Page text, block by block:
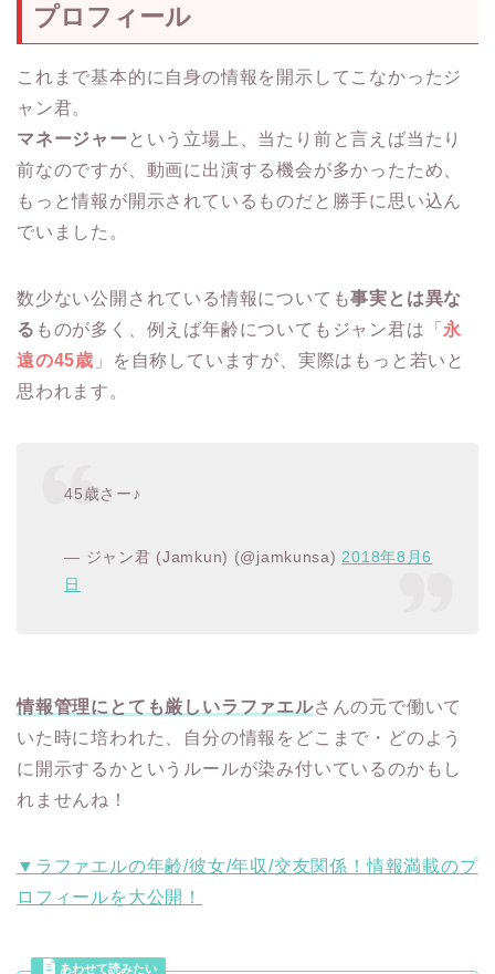
プロフィール
これまで基本的に自身の情報を開示してこなかったジ
ャン君。
マネージャー という立場上、当たり前と言えば当たり
前なのですが、動画に出演する機会が多かったため、
もっと情報が開示されているものだと勝手に思い込ん
でいました。
数少ない公開されている情報についても事実とは異な
る ものが多く、例えば年齢についてもジャン君は「 永
遠の45歳 」を自称していますが、実際はもっと若いと
思われます。
45歳さー♪
— ジャン君 (Jamkun) (@jamkunsa)2018年8月6
日
情報管理にとても厳しいラファエルさんの元で働いて
いた時に培われた、自分の情報をどこまで・どのよう
に開示するかというルールが染み付いているのかもし
れませんね！
▼ラファエルの年齢/彼女/年収/交友関係！情報満載のプ
ロフィールを大公開！